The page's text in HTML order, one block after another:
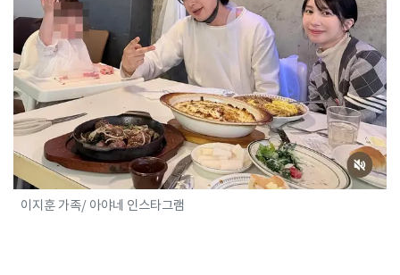
이지훈 가족/ 아야네 인스타그램